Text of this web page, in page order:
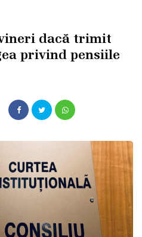
dacă trimit
privind pensiile